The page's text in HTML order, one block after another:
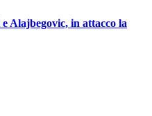
Alajbegovic, in attacco la